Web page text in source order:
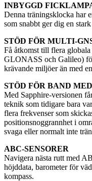
INBYGGD
Denna träningsklocka har
som snabbt ger dig en
STÖD FÖR MULTI-
Få åtkomst till flera
GLONASS och Galileo)
krävande miljöer än med
STÖD FÖR BAND
Med Sapphire-versionen
teknik som tidigare bara
flera frekvenser som
positionsnoggrannhet i
svaga eller normalt inte
ABC-SENSORER
Navigera nästa rutt med
höjddata, barometer för
kompass.